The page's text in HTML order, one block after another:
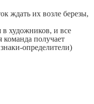
ждать их возле березы,
в художников, и все
команда получает
определители)